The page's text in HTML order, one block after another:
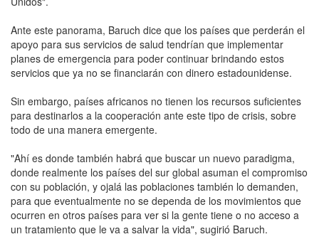
Ante este panorama, Baruch dice que los países que perderán el
apoyo para sus servicios de salud tendrían que implementar
planes de emergencia para poder continuar brindando estos
servicios que ya no se financiarán con dinero estadounidense.
Sin embargo, países africanos no tienen los recursos suficientes
para destinarlos a la cooperación ante este tipo de crisis, sobre
todo de una manera emergente.
"Ahí es donde también habrá que buscar un nuevo paradigma,
donde realmente los países del sur global asuman el compromiso
con su población, y ojalá las poblaciones también lo demanden,
para que eventualmente no se dependa de los movimientos que
ocurren en otros países para ver si la gente tiene o no acceso a
un tratamiento que le va a salvar la vida", sugirió Baruch.